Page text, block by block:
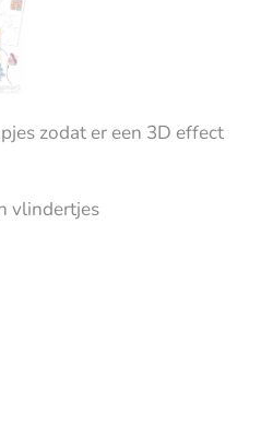
zodat er een 3D effect
vlindertjes